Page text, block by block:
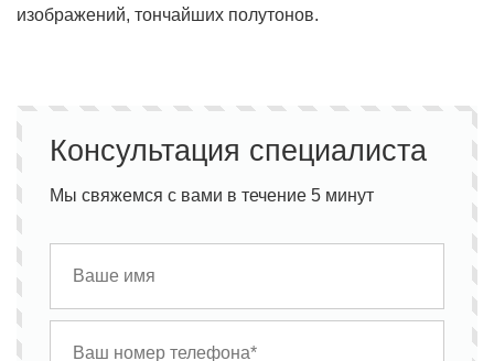
изображений, тончайших полутонов.
Консультация специалиста
Мы свяжемся с вами в течение 5 минут